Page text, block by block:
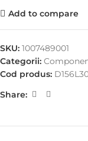
Add to compare
SKU: 1007489001
Categorii:
Cod produs:
Share: